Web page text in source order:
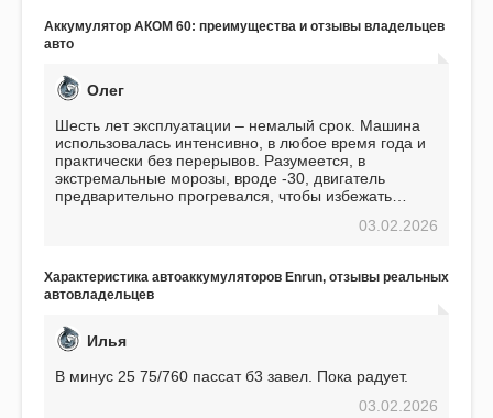
Аккумулятор АКОМ 60: преимущества и отзывы владельцев
авто
Олег
Шесть лет эксплуатации – немалый срок. Машина
использовалась интенсивно, в любое время года и
практически без перерывов. Разумеется, в
экстремальные морозы, вроде -30, двигатель
предварительно прогревался, чтобы избежать
использования не было ни единой поломки,
EFB 75. Судя по характеристикам, он даже
превосходит предыдущую модель.
03.02.2026
Характеристика автоаккумуляторов Enrun, отзывы реальных
автовладельцев
Илья
В минус 25 75/760 пассат б3 завел. Пока радует.
03.02.2026